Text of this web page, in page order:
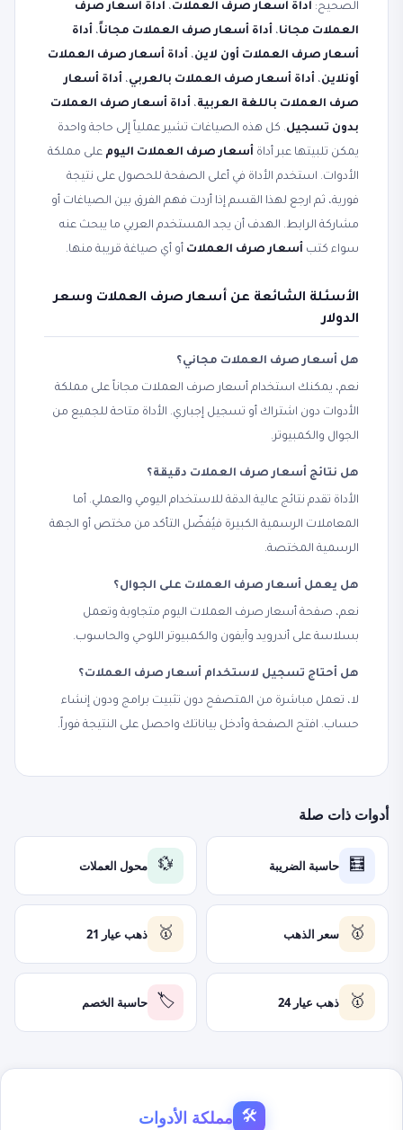
الصحيح: أداة أسعار صرف العملات، أداة أسعار صرف
العملات مجانا، أداة أسعار صرف العملات مجاناً، أداة
أسعار صرف العملات أون لاين، أداة أسعار صرف العملات
أونلاين، أداة أسعار صرف العملات بالعربي، أداة أسعار
صرف العملات باللغة العربية، أداة أسعار صرف العملات
بدون تسجيل. كل هذه الصياغات تشير عملياً إلى حاجة واحدة
يمكن تلبيتها عبر أداة أسعار صرف العملات اليوم على مملكة
الأدوات. استخدم الأداة في أعلى الصفحة للحصول على نتيجة
فورية، ثم ارجع لهذا القسم إذا أردت فهم الفرق بين الصياغات أو
مشاركة الرابط. الهدف أن يجد المستخدم العربي ما يبحث عنه
سواء كتب أسعار صرف العملات أو أي صياغة قريبة منها.
الأسئلة الشائعة عن أسعار صرف العملات وسعر
الدولار
هل أسعار صرف العملات مجاني؟
نعم، يمكنك استخدام أسعار صرف العملات مجاناً على مملكة
الأدوات دون اشتراك أو تسجيل إجباري. الأداة متاحة للجميع من
الجوال والكمبيوتر.
هل نتائج أسعار صرف العملات دقيقة؟
الأداة تقدم نتائج عالية الدقة للاستخدام اليومي والعملي. أما
المعاملات الرسمية الكبيرة فيُفضّل التأكد من مختص أو الجهة
الرسمية المختصة.
هل يعمل أسعار صرف العملات على الجوال؟
نعم، صفحة أسعار صرف العملات اليوم متجاوبة وتعمل
بسلاسة على أندرويد وآيفون والكمبيوتر اللوحي والحاسوب.
هل أحتاج تسجيل لاستخدام أسعار صرف العملات؟
لا، تعمل مباشرة من المتصفح دون تثبيت برامج ودون إنشاء
حساب. افتح الصفحة وأدخل بياناتك واحصل على النتيجة فوراً.
أدوات ذات صلة
🧮 حاسبة الضريبة 💱 محول العملات
🥇 سعر الذهب 🥇 ذهب عيار 21
🥇 ذهب عيار 24 🏷️ حاسبة الخصم
🛠 مملكة الأدوات